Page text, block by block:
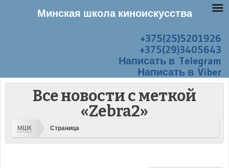
+375(25)5201926
+375(29)3405643
Написать в Telegram
Написать в Viber
Все новости с меткой
«Zebra2»
МШК Страница
Минская школа киноискусства